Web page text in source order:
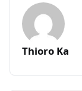
Thioro Ka